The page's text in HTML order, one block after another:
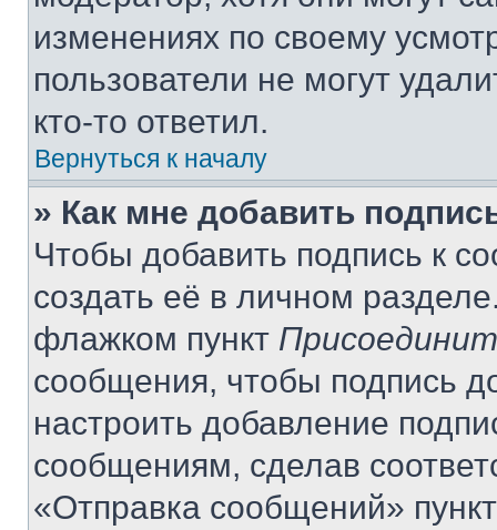
изменениях по своему
пользователи не могут
кто-то ответил.
Вернуться к началу
» Как мне добавить
Чтобы добавить подпись к
создать её в личном
флажком пункт
сообщения, чтобы подпись
настроить добавление
сообщениям, сделав
«Отправка сообщений»